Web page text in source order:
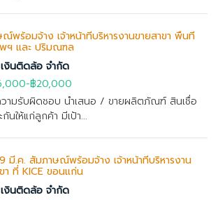
พร้อมจ้าง เจ้าหน้าที่บริหารงานขายสาขา พื้นที่
พฯ และ ปริมณฑล
งินติดล้อ จำกัด
-฿20,000
ามรับผิดชอบ นำเสนอ / ขายผลิตภัณฑ์ สินเชื่อ
กันให้แก่ลูกค้า มีเป้า...
มี.ค. สัมภาษณ์พร้อมจ้าง เจ้าหน้าที่บริหารงาน
า ที่ KICE ขอนแก่น
งินติดล้อ จำกัด